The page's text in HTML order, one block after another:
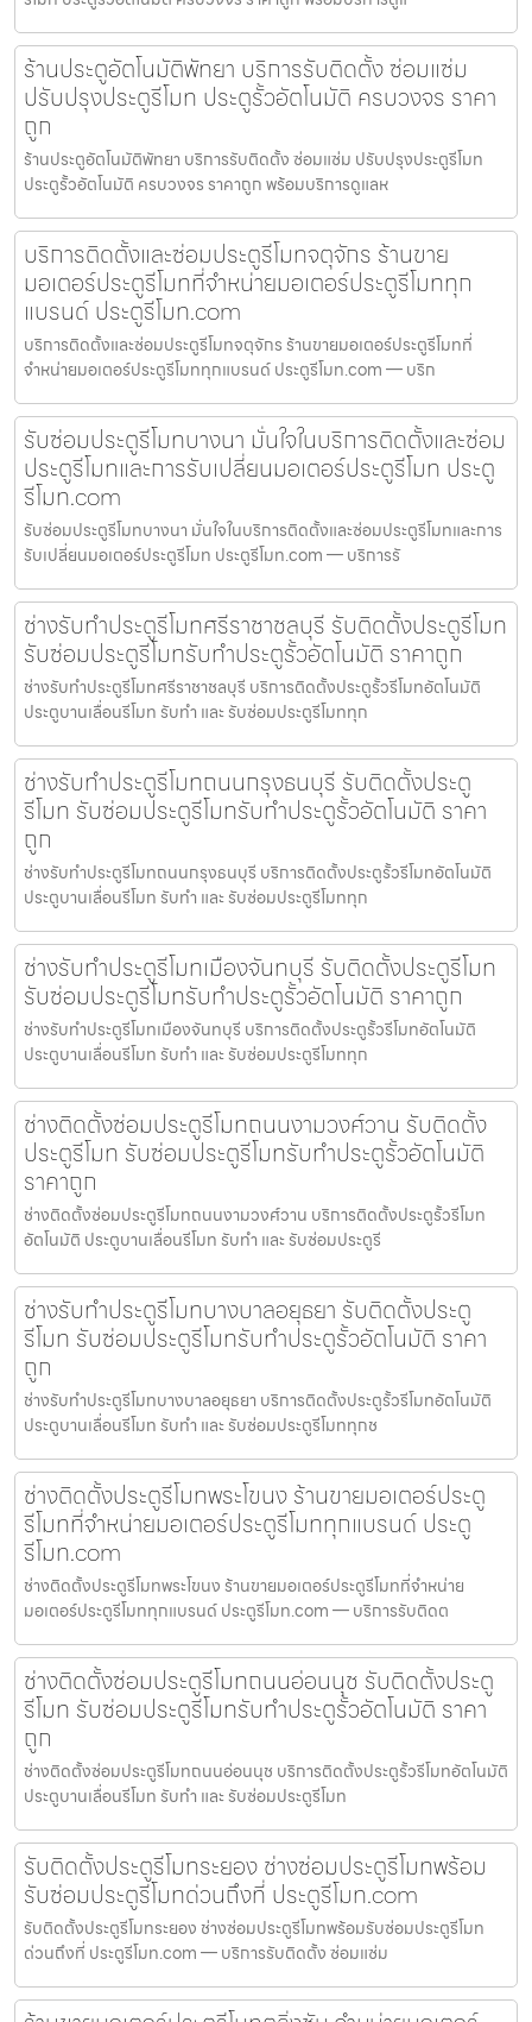
ร้านประตูอัตโนมัติพัทยา บริการรับติดตั้ง ซ่อมแซ่ม
ปรับปรุงประตูรีโมท ประตูรั้วอัตโนมัติ ครบวงจร ราคา
ถูก
ร้านประตูอัตโนมัติพัทยา บริการรับติดตั้ง ซ่อมแซ่ม ปรับปรุงประตูรีโมท
ประตูรั้วอัตโนมัติ ครบวงจร ราคาถูก พร้อมบริการดูแลห
บริการติดตั้งและซ่อมประตูรีโมทจตุจักร ร้านขาย
มอเตอร์ประตูรีโมทที่จำหน่ายมอเตอร์ประตูรีโมททุก
แบรนด์ ประตูรีโมท.com
บริการติดตั้งและซ่อมประตูรีโมทจตุจักร ร้านขายมอเตอร์ประตูรีโมทที่
จำหน่ายมอเตอร์ประตูรีโมททุกแบรนด์ ประตูรีโมท.com — บริก
รับซ่อมประตูรีโมทบางนา มั่นใจในบริการติดตั้งและซ่อม
ประตูรีโมทและการรับเปลี่ยนมอเตอร์ประตูรีโมท ประตู
รีโมท.com
รับซ่อมประตูรีโมทบางนา มั่นใจในบริการติดตั้งและซ่อมประตูรีโมทและการ
รับเปลี่ยนมอเตอร์ประตูรีโมท ประตูรีโมท.com — บริการรั
ช่างรับทำประตูรีโมทศรีราชาชลบุรี รับติดตั้งประตูรีโมท
รับซ่อมประตูรีโมทรับทำประตูรั้วอัตโนมัติ ราคาถูก
ช่างรับทำประตูรีโมทศรีราชาชลบุรี บริการติดตั้งประตูรั้วรีโมทอัตโนมัติ
ประตูบานเลื่อนรีโมท รับทำ และ รับซ่อมประตูรีโมททุก
ช่างรับทำประตูรีโมทถนนกรุงธนบุรี รับติดตั้งประตู
รีโมท รับซ่อมประตูรีโมทรับทำประตูรั้วอัตโนมัติ ราคา
ถูก
ช่างรับทำประตูรีโมทถนนกรุงธนบุรี บริการติดตั้งประตูรั้วรีโมทอัตโนมัติ
ประตูบานเลื่อนรีโมท รับทำ และ รับซ่อมประตูรีโมททุก
ช่างรับทำประตูรีโมทเมืองจันทบุรี รับติดตั้งประตูรีโมท
รับซ่อมประตูรีโมทรับทำประตูรั้วอัตโนมัติ ราคาถูก
ช่างรับทำประตูรีโมทเมืองจันทบุรี บริการติดตั้งประตูรั้วรีโมทอัตโนมัติ
ประตูบานเลื่อนรีโมท รับทำ และ รับซ่อมประตูรีโมททุก
ช่างติดตั้งซ่อมประตูรีโมทถนนงามวงศ์วาน รับติดตั้ง
ประตูรีโมท รับซ่อมประตูรีโมทรับทำประตูรั้วอัตโนมัติ
ราคาถูก
ช่างติดตั้งซ่อมประตูรีโมทถนนงามวงศ์วาน บริการติดตั้งประตูรั้วรีโมท
อัตโนมัติ ประตูบานเลื่อนรีโมท รับทำ และ รับซ่อมประตูรี
ช่างรับทำประตูรีโมทบางบาลอยุธยา รับติดตั้งประตู
รีโมท รับซ่อมประตูรีโมทรับทำประตูรั้วอัตโนมัติ ราคา
ถูก
ช่างรับทำประตูรีโมทบางบาลอยุธยา บริการติดตั้งประตูรั้วรีโมทอัตโนมัติ
ประตูบานเลื่อนรีโมท รับทำ และ รับซ่อมประตูรีโมททุกช
ช่างติดตั้งประตูรีโมทพระโขนง ร้านขายมอเตอร์ประตู
รีโมทที่จำหน่ายมอเตอร์ประตูรีโมททุกแบรนด์ ประตู
รีโมท.com
ช่างติดตั้งประตูรีโมทพระโขนง ร้านขายมอเตอร์ประตูรีโมทที่จำหน่าย
มอเตอร์ประตูรีโมททุกแบรนด์ ประตูรีโมท.com — บริการรับติดต
ช่างติดตั้งซ่อมประตูรีโมทถนนอ่อนนุช รับติดตั้งประตู
รีโมท รับซ่อมประตูรีโมทรับทำประตูรั้วอัตโนมัติ ราคา
ถูก
ช่างติดตั้งซ่อมประตูรีโมทถนนอ่อนนุช บริการติดตั้งประตูรั้วรีโมทอัตโนมัติ
ประตูบานเลื่อนรีโมท รับทำ และ รับซ่อมประตูรีโมท
รับติดตั้งประตูรีโมทระยอง ช่างซ่อมประตูรีโมทพร้อม
รับซ่อมประตูรีโมทด่วนถึงที่ ประตูรีโมท.com
รับติดตั้งประตูรีโมทระยอง ช่างซ่อมประตูรีโมทพร้อมรับซ่อมประตูรีโมท
ด่วนถึงที่ ประตูรีโมท.com — บริการรับติดตั้ง ซ่อมแซ่ม